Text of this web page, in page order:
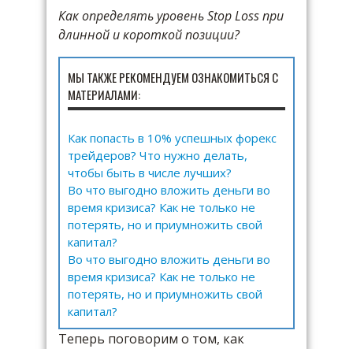
Как определять уровень Stop Loss при
длинной и короткой позиции?
МЫ ТАКЖЕ РЕКОМЕНДУЕМ ОЗНАКОМИТЬСЯ С
МАТЕРИАЛАМИ:
Как попасть в 10% успешных форекс
трейдеров? Что нужно делать,
чтобы быть в числе лучших?
Во что выгодно вложить деньги во
время кризиса? Как не только не
потерять, но и приумножить свой
капитал?
Во что выгодно вложить деньги во
время кризиса? Как не только не
потерять, но и приумножить свой
капитал?
Теперь поговорим о том, как